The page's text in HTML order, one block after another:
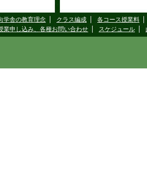
学舎の教育理念 クラス編成
各コース授業料
業申し込み、各種お問い合わせ
スケジュール